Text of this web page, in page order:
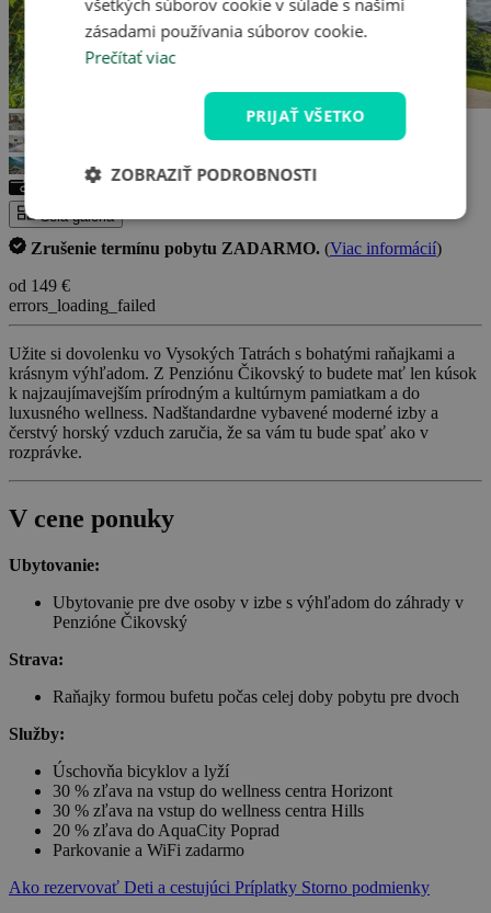
Celá galéria
Zrušenie termínu pobytu ZADARMO. (Viac informácií)
od 149 €
errors_loading_failed
Užite si dovolenku vo Vysokých Tatrách s bohatými raňajkami a
krásnym výhľadom. Z Penziónu Čikovský to budete mať len kúsok
k najzaujímavejším prírodným a kultúrnym pamiatkam a do
luxusného wellness. Nadštandardne vybavené moderné izby a
čerstvý horský vzduch zaručia, že sa vám tu bude spať ako v
rozprávke.
V cene ponuky
Ubytovanie:
Ubytovanie pre dve osoby v izbe s výhľadom do záhrady v
Penzióne Čikovský
Strava:
Raňajky formou bufetu počas celej doby pobytu pre dvoch
Služby:
Úschovňa bicyklov a lyží
30 % zľava na vstup do wellness centra Horizont
30 % zľava na vstup do wellness centra Hills
20 % zľava do AquaCity Poprad
Parkovanie a WiFi zadarmo
Ako rezervovať Deti a cestujúci Príplatky Storno podmienky
všetkých súborov cookie v súlade s našimi
zásadami používania súborov cookie.
Prečítať viac
PRIJAŤ VŠETKO
ZOBRAZIŤ PODROBNOSTI